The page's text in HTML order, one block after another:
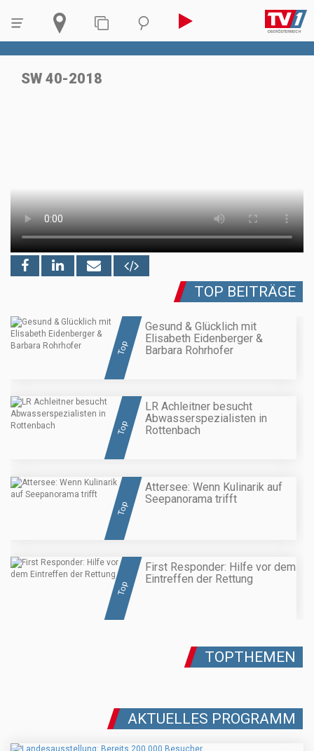
SW 40-2018
TOP BEITRÄGE
Top
Gesund & Glücklich mit
Elisabeth Eidenberger &
Barbara Rohrhofer
Top
LR Achleitner besucht
Abwasserspezialisten in
Rottenbach
Top
Attersee: Wenn Kulinarik auf
Seepanorama trifft
Top
First Responder: Hilfe vor dem
Eintreffen der Rettung
TOPTHEMEN
AKTUELLES PROGRAMM